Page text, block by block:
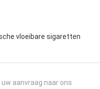
vloeibare sigaretten
aanvraag naar ons